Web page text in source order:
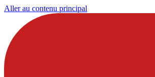
Aller au contenu principal